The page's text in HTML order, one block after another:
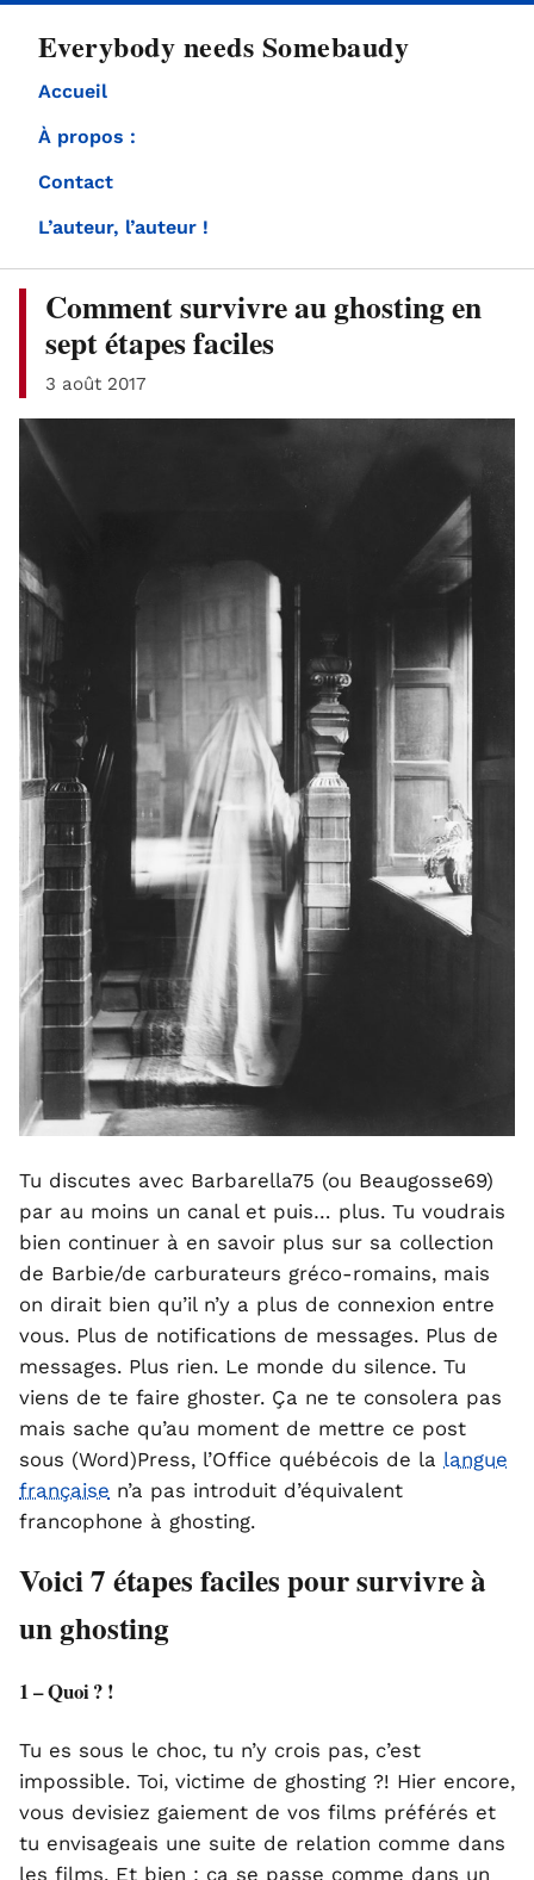
Everybody needs Somebaudy
Accueil
À propos :
Contact
L’auteur, l’auteur !
Comment survivre au ghosting en
sept étapes faciles
3 août 2017
Tu discutes avec Barbarella75 (ou Beaugosse69)
par au moins un canal et puis… plus. Tu voudrais
bien continuer à en savoir plus sur sa collection
de Barbie/de carburateurs gréco-romains, mais
on dirait bien qu’il n’y a plus de connexion entre
vous. Plus de notifications de messages. Plus de
messages. Plus rien. Le monde du silence. Tu
viens de te faire ghoster. Ça ne te consolera pas
mais sache qu’au moment de mettre ce post
sous (Word)Press, l’Office québécois de la langue
française n’a pas introduit d’équivalent
francophone à ghosting.
Voici 7 étapes faciles pour survivre à
un ghosting
1 – Quoi ? !
Tu es sous le choc, tu n’y crois pas, c’est
impossible. Toi, victime de ghosting ?! Hier encore,
vous devisiez gaiement de vos films préférés et
tu envisageais une suite de relation comme dans
les films. Et bien : ça se passe comme dans un